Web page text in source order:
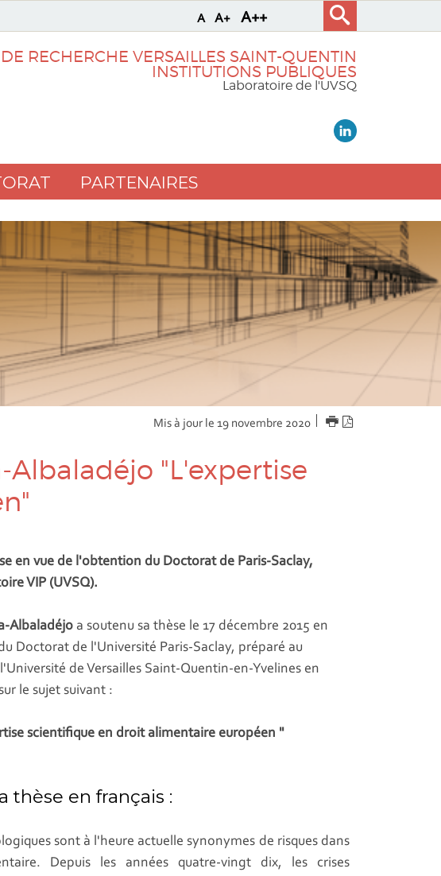
A A+ A++
RECHERCHE VERSAILLES SAINT-QUENTIN
INSTITUTIONS PUBLIQUES
Laboratoire de l'UVSQ
PARTENAIRES
Mis à jour le 19 novembre 2020 IMPRIMER
"L'expertise
en vue de l'obtention du Doctorat de Paris-Saclay,
VIP (UVSQ).
Albaladéjo a soutenu sa thèse le 17 décembre 2015 en
Doctorat de l'Université Paris-Saclay, préparé au
de Versailles Saint-Quentin-en-Yvelines en
le sujet suivant :
scientifique en droit alimentaire européen "
thèse en français :
sont à l'heure actuelle synonymes de risques dans
Depuis les années quatre-vingt dix, les crises